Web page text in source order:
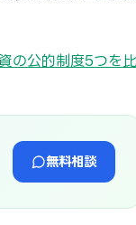
の公的制度5つを比
無料相談